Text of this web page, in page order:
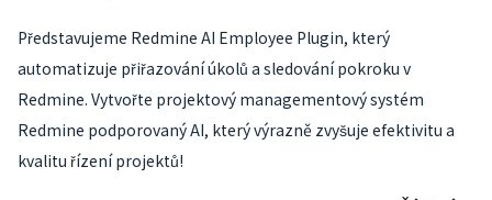
Představujeme Redmine AI Employee Plugin, který
automatizuje přiřazování úkolů a sledování pokroku v
Redmine. Vytvořte projektový managementový systém
Redmine podporovaný AI, který výrazně zvyšuje efektivitu a
kvalitu řízení projektů!